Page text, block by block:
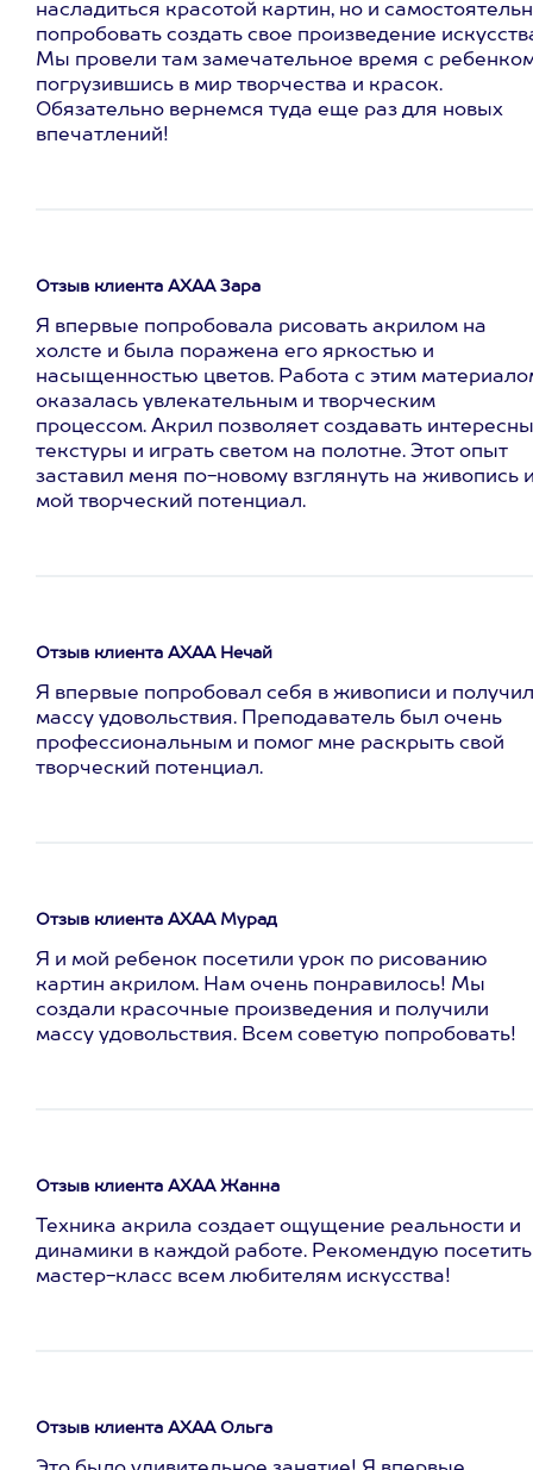
насладиться красотой картин, но и
попробовать создать свое произведение
Мы провели там замечательное время с
погрузившись в мир творчества и красок.
Обязательно вернемся туда еще раз для новых
впечатлений!
Отзыв клиента АХАА Зара
Я впервые попробовала рисовать акрилом на
холсте и была поражена его яркостью и
насыщенностью цветов. Работа с этим
оказалась увлекательным и творческим
процессом. Акрил позволяет создавать
текстуры и играть светом на полотне. Этот опыт
заставил меня по-новому взглянуть на живопись
мой творческий потенциал.
Отзыв клиента АХАА Нечай
Я впервые попробовал себя в живописи и получил
массу удовольствия. Преподаватель был очень
профессиональным и помог мне раскрыть свой
творческий потенциал.
Отзыв клиента АХАА Мурад
Я и мой ребенок посетили урок по рисованию
картин акрилом. Нам очень понравилось! Мы
создали красочные произведения и получили
массу удовольствия. Всем советую попробовать!
Отзыв клиента АХАА Жанна
Техника акрила создает ощущение реальности и
динамики в каждой работе. Рекомендую посетить
мастер-класс всем любителям искусства!
Отзыв клиента АХАА Ольга